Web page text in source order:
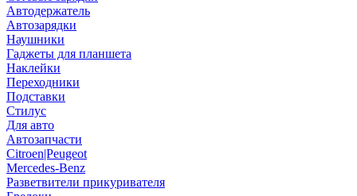
Автодержатель
Автозарядки
Наушники
Гаджеты для планшета
Наклейки
Переходники
Подставки
Стилус
Для авто
Автозапчасти
Citroen|Peugeot
Mercedes-Benz
Разветвители прикуривателя